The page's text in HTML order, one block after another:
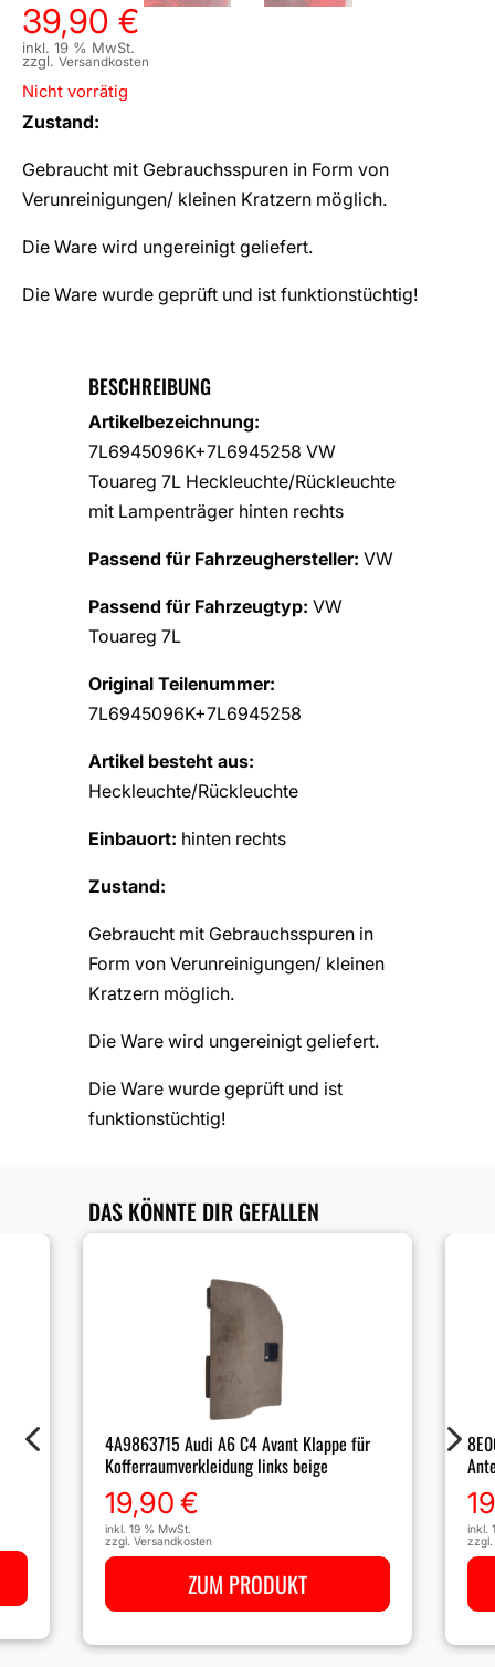
39,90 €
inkl. 19 % MwSt.
zzgl. Versandkosten
Nicht vorrätig
Zustand:
Gebraucht mit Gebrauchsspuren in Form von
Verunreinigungen/ kleinen Kratzern möglich.
Die Ware wird ungereinigt geliefert.
Die Ware wurde geprüft und ist funktionstüchtig!
BESCHREIBUNG
Artikelbezeichnung:
7L6945096K+7L6945258 VW
Touareg 7L Heckleuchte/Rückleuchte
mit Lampenträger hinten rechts
Passend für Fahrzeughersteller: VW
Passend für Fahrzeugtyp: VW
Touareg 7L
Original Teilenummer:
7L6945096K+7L6945258
Artikel besteht aus:
Heckleuchte/Rückleuchte
Einbauort: hinten rechts
Zustand:
Gebraucht mit Gebrauchsspuren in
Form von Verunreinigungen/ kleinen
Kratzern möglich.
Die Ware wird ungereinigt geliefert.
Die Ware wurde geprüft und ist
funktionstüchtig!
DAS KÖNNTE DIR GEFALLEN
4A9863715 Audi A6 C4 Avant Klappe für
Kofferraumverkleidung links beige
19,90€
inkl. 19 % MwSt.
zzgl. Versandkosten
ZUM PRODUKT
inkl.
zzgl.
4 5